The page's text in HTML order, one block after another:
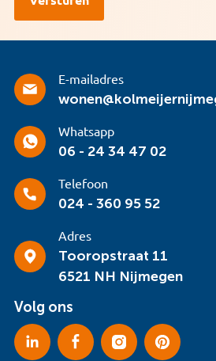
E-mailadres
Whatsapp
06 - 24 34 47 02
Telefoon
024 - 360 95 52
Adres
Tooropstraat 11
6521 NH Nijmegen
Volg ons